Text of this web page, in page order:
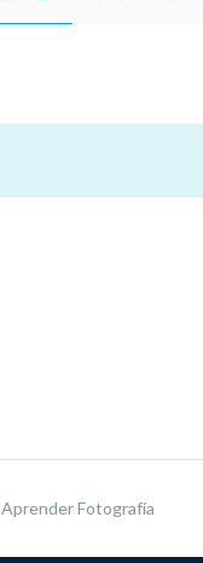
Aprender Fotografía